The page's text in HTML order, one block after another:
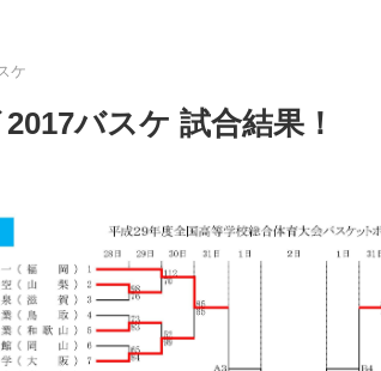
ケ
バスケ 試合結果！